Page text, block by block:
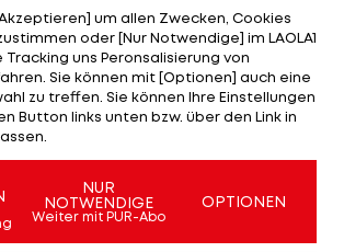
ist hingegen für Renate
Das Duo erreicht
69,635 und Platz 34 von 50 Reitern.
führt die Britin Charlotte
(83,663). Im Team hat
die Nase vorne.
Thema
um allen Zwecken, Cookies
oder [Nur Notwendige] im LAOLA1
Tracking uns Peronsalisierung von
Sie können mit [Optionen] auch eine
zu treffen. Sie können Ihre Einstellungen
Button links unten bzw. über den Link in
NUR
NOTWENDIGE
Weiter mit PUR-Abo
OPTIONEN